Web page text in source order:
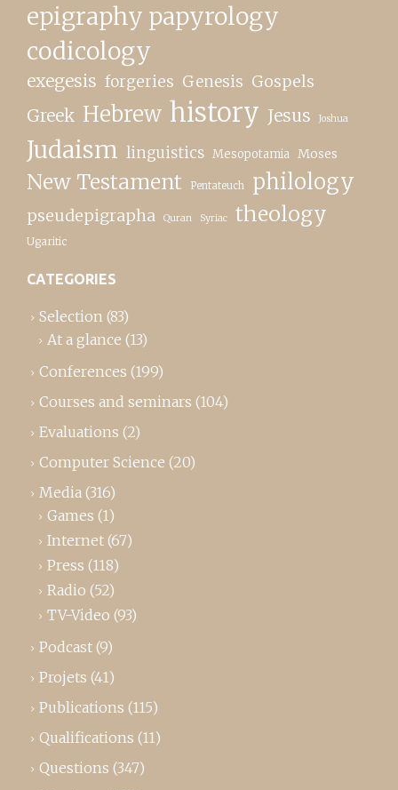
epigraphy papyrology
codicology
exegesis forgeries Genesis Gospels
Greek Hebrew history Jesus Joshua
Judaism linguistics Mesopotamia Moses
New Testament Pentateuch philology
pseudepigrapha Quran Syriac theology
Ugaritic
CATEGORIES
Selection (83)
At a glance (13)
Conferences (199)
Courses and seminars (104)
Evaluations (2)
Computer Science (20)
Media (316)
Games (1)
Internet (67)
Press (118)
Radio (52)
TV-Video (93)
Podcast (9)
Projets (41)
Publications (115)
Qualifications (11)
Questions (347)